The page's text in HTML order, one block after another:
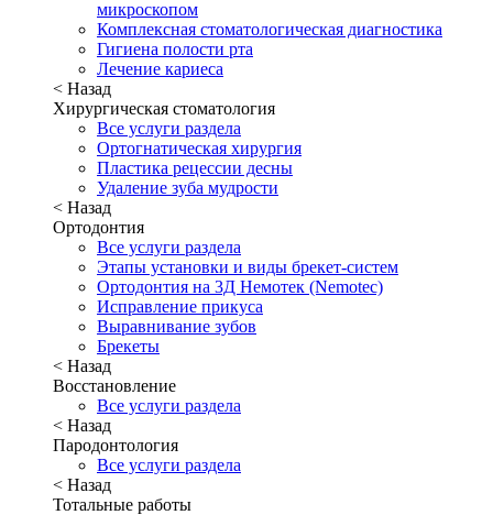
микроскопом
Комплексная стоматологическая диагностика
Гигиена полости рта
Лечение кариеса
< Назад
Хирургическая стоматология
Все услуги раздела
Ортогнатическая хирургия
Пластика рецессии десны
Удаление зуба мудрости
< Назад
Ортодонтия
Все услуги раздела
Этапы установки и виды брекет-систем
Ортодонтия на 3Д Немотек (Nemotec)
Исправление прикуса
Выравнивание зубов
Брекеты
< Назад
Восстановление
Все услуги раздела
< Назад
Пародонтология
Все услуги раздела
< Назад
Тотальные работы